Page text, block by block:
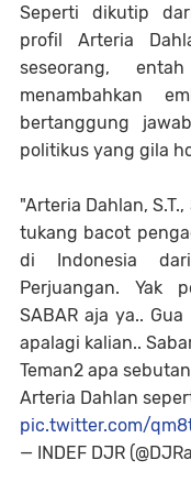
Seperti dikutip
profil Arteria
seseorang,
menambahkan
bertanggung
politikus yang gila
"Arteria Dahlan, S.T.,
tukang bacot
di Indonesia
Perjuangan. Yak
SABAR aja ya..
apalagi kalian..
Teman2 apa
Arteria Dahlan
pic.twitter.com/
— INDEF DJR